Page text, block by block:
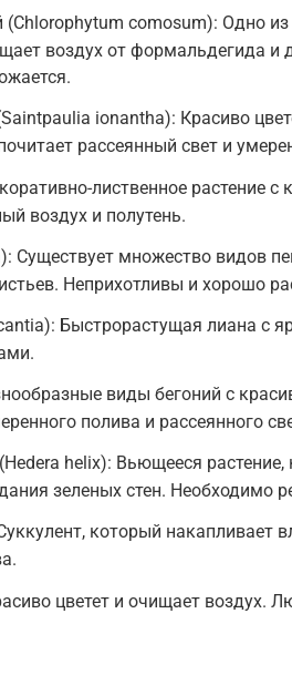
comosum): Одно
воздух от формальдегида и
ionantha): Красиво
рассеянный свет и
лиственное растение
воздух и полутень.
Существует множество видов
Неприхотливы и хорошо
Быстрорастущая лиана с
виды бегоний с
полива и рассеянного
helix): Вьющееся растение,
зеленых стен. Необходимо
который накапливает
цветет и очищает воздух.